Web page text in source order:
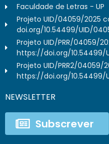
Faculdade de Letras - UP
Projeto UID/04059/2025
doi.org/10.54499/UID/
Projeto UID/PRR/04059/
https://doi.org/10.54499/
Projeto UID/PRR2/
https://doi.org/10.54499/
NEWSLETTER
Subscrever